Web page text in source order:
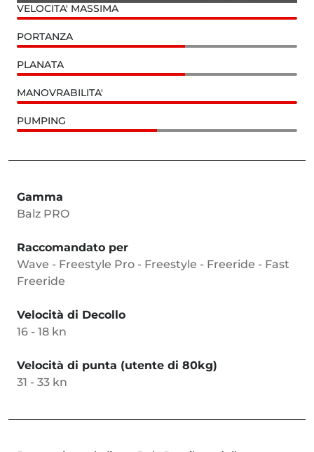
VELOCITA' MASSIMA
PORTANZA
PLANATA
MANOVRABILITA'
PUMPING
Gamma
Balz PRO
Raccomandato per
Wave - Freestyle Pro - Freestyle - Freeride - Fast
Freeride
Velocità di Decollo
16 - 18 kn
Velocità di punta (utente di 80kg)
31 - 33 kn